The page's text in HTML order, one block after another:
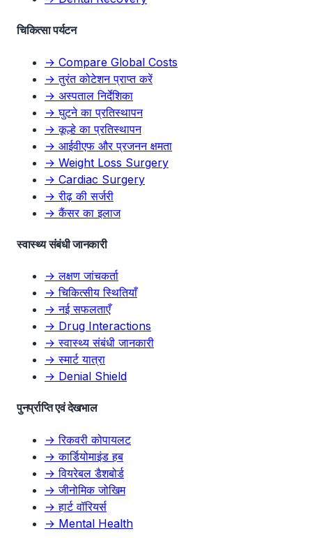
चिकित्सा पर्यटन
→ Compare Global Costs
→ तुरंत कोटेशन प्राप्त करें
→ अस्पताल निर्देशिका
→ घुटने का प्रतिस्थापन
→ कूल्हे का प्रतिस्थापन
→ आईवीएफ और प्रजनन क्षमता
→ Weight Loss Surgery
→ Cardiac Surgery
→ रीढ़ की सर्जरी
→ कैंसर का इलाज
स्वास्थ्य संबंधी जानकारी
→ लक्षण जांचकर्ता
→ चिकित्सीय स्थितियाँ
→ नई सफलताएँ
→ Drug Interactions
→ स्वास्थ्य संबंधी जानकारी
→ स्मार्ट यात्रा
→ Denial Shield
पुनर्प्राप्ति एवं देखभाल
→ रिकवरी कोपायलट
→ कार्डियोमाइंड हब
→ वियरेबल डैशबोर्ड
→ जीनोमिक जोखिम
→ हार्ट वॉरियर्स
→ Mental Health